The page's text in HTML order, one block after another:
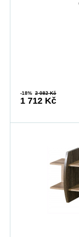
-18% 2 082 Kč
1 712 Kč